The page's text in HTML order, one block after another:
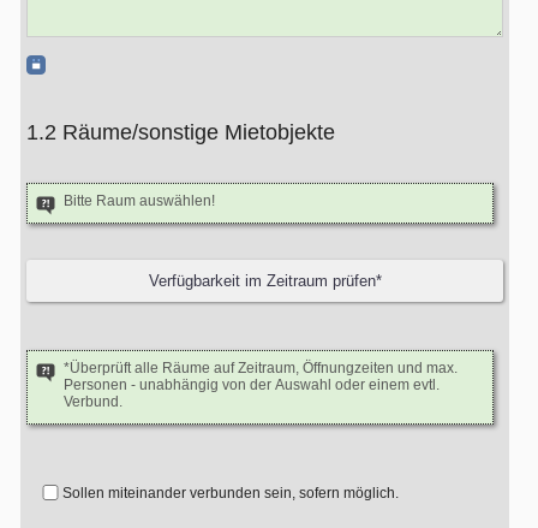
1.2 Räume/sonstige Mietobjekte
Bitte Raum auswählen!
*Überprüft alle Räume auf Zeitraum, Öffnungzeiten und max.
Personen - unabhängig von der Auswahl oder einem evtl.
Verbund.
Sollen miteinander verbunden sein, sofern möglich.